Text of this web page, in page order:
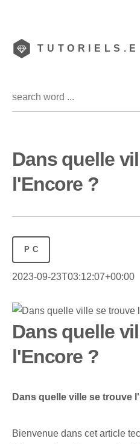
Dans quelle
l'Encore ?
PC
2023-09-23T03:12:07+00:00
Dans quelle
l'Encore ?
Dans quelle ville se trouve
Bienvenue dans cet article